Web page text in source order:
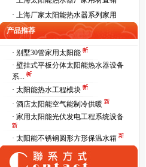
· 上海厂家太阳能热水器系列家用
产品推荐
· 别墅30管家用太阳能
· 壁挂式平板分体太阳能热水器设备
系...
· 太阳能热水工程模块
· 酒店太阳能空气能制冷供暖
· 家用太阳能光伏发电工程系统设备
· 太阳能不锈钢圆形方形保温水箱